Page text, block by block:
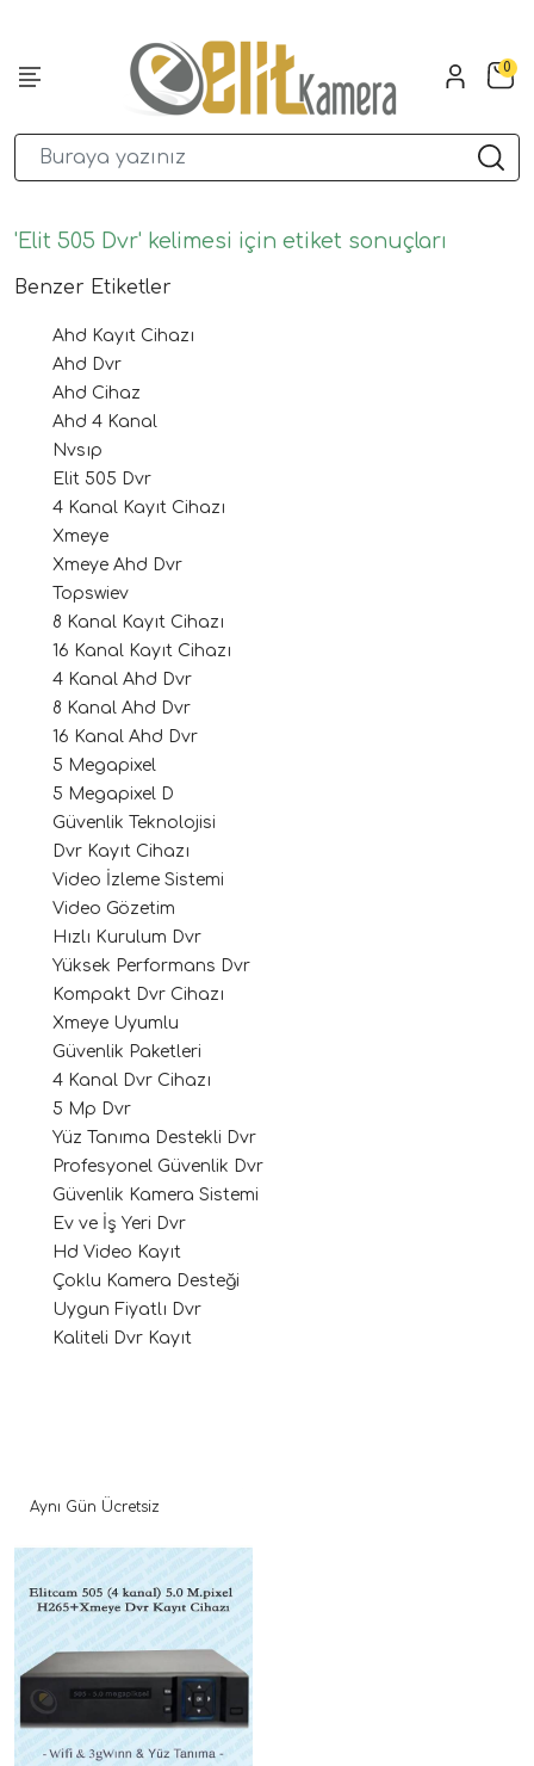
0
'Elit 505 Dvr' kelimesi için etiket sonuçları
Benzer Etiketler
Ahd Kayıt Cihazı
Ahd Dvr
Ahd Cihaz
Ahd 4 Kanal
Nvsıp
Elit 505 Dvr
4 Kanal Kayıt Cihazı
Xmeye
Xmeye Ahd Dvr
Topswiev
8 Kanal Kayıt Cihazı
16 Kanal Kayıt Cihazı
4 Kanal Ahd Dvr
8 Kanal Ahd Dvr
16 Kanal Ahd Dvr
5 Megapixel
5 Megapixel D
Güvenlik Teknolojisi
Dvr Kayıt Cihazı
Video İzleme Sistemi
Video Gözetim
Hızlı Kurulum Dvr
Yüksek Performans Dvr
Kompakt Dvr Cihazı
Xmeye Uyumlu
Güvenlik Paketleri
4 Kanal Dvr Cihazı
5 Mp Dvr
Yüz Tanıma Destekli Dvr
Profesyonel Güvenlik Dvr
Güvenlik Kamera Sistemi
Ev ve İş Yeri Dvr
Hd Video Kayıt
Çoklu Kamera Desteği
Uygun Fiyatlı Dvr
Kaliteli Dvr Kayıt
Aynı Gün Ücretsiz